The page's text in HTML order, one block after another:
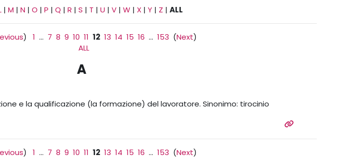
| M | N | O | P | Q | R | S | T | U | V | W | X | Y | Z | ALL
) 1 ... 7 8 9 10 11 12 13 14 15 16 ... 153 (Next)
ALL
A
e la qualificazione (la formazione) del lavoratore. Sinonimo: tirocinio
) 1 ... 7 8 9 10 11 12 13 14 15 16 ... 153 (Next)